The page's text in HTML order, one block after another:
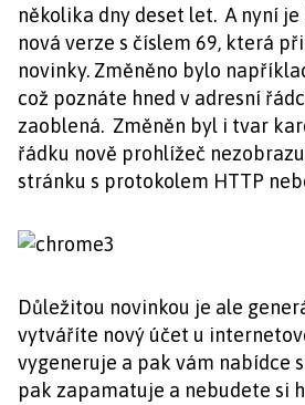
několika dny deset let. A nyní
nová verze s číslem 69, která
novinky. Změněno bylo
což poznáte hned v adresní
zaoblená. Změněn byl i tvar
řádku nově prohlížeč
stránku s protokolem HTTP
Důležitou novinkou je ale
vytváříte nový účet u
vygeneruje a pak vám nabídce
pak zapamatuje a nebudete si